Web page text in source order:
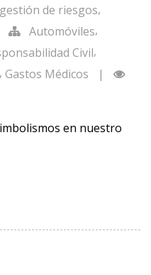
gestión de riesgos,
Automóviles,
Civil,
, Gastos Médicos
|
en nuestro